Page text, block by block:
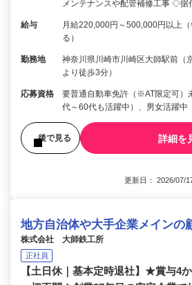
メンテナンスや配管補修工事 ◇据
給与
月給220,000円～500,000円以上
る）
勤務地
神奈川県川崎市川崎区大師駅前（
より徒歩3分）
応募資格
要普通自動車免許（※AT限定可）
代～60代も活躍中）、男女活躍中
後で見る 詳細を
更新日： 2026/07/
地方自治体や大手企業メインの
株式会社 大師鉄工所
正社員
【土日休｜基本定時退社】★賞与4